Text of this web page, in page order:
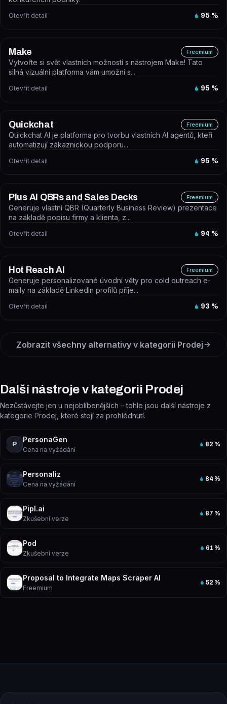
Otevřít detail 95 %
Make Freemium
Vytvořte si svět vlastních možností s nástrojem Make! Tato
silná vizuální platforma vám umožní s...
Otevřít detail 95 %
Quickchat Freemium
Quickchat AI je platforma pro tvorbu vlastních AI agentů, kteří
automatizují zákaznickou podporu...
Otevřít detail 95 %
Plus AI QBRs and Sales Decks Freemium
Generuje vlastní QBR (Quarterly Business Review) prezentace
na základě popisu firmy a klienta, z...
Otevřít detail 94 %
Hot Reach AI Freemium
Generuje personalizované úvodní věty pro cold outreach e-
maily na základě LinkedIn profilů příje...
Otevřít detail 93 %
Zobrazit všechny alternativy v kategorii Prodej
Další nástroje v kategorii Prodej
Nezůstávejte jen u nejoblíbenějších – tohle jsou další nástroje z
kategorie Prodej, které stojí za prohlédnutí.
P
PersonaGen
Cena na vyžádání
82 %
Personaliz
Cena na vyžádání
84 %
Pipl.ai
Zkušební verze
87 %
Pod
Zkušební verze
61 %
Proposal to Integrate Maps Scraper AI
Freemium
52 %